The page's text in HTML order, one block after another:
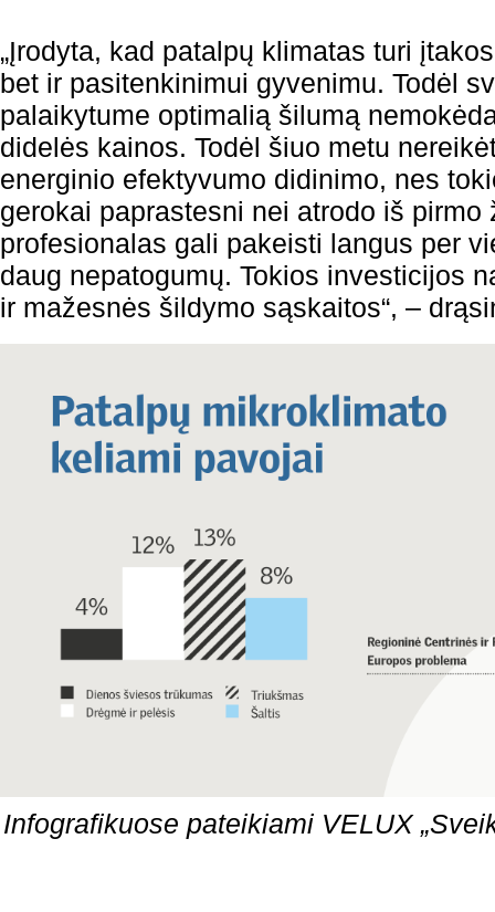
„Įrodyta, kad patalpų klimatas turi
bet ir pasitenkinimui gyvenimu. Todėl
palaikytume optimalią šilumą
didelės kainos. Todėl šiuo metu
energinio efektyvumo didinimo, nes
gerokai paprastesni nei atrodo iš
profesionalas gali pakeisti langus per
daug nepatogumų. Tokios investicijos
ir mažesnės šildymo sąskaitos“, –
Infografikuose pateikiami VELUX